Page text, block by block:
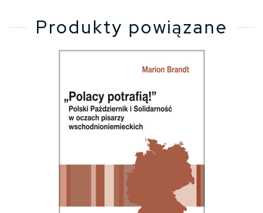
Produkty powiązane